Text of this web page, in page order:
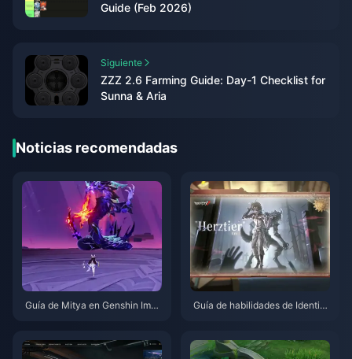
Guide (Feb 2026)
Siguiente
ZZZ 2.6 Farming Guide: Day-1 Checklist for
Sunna & Aria
Noticias recomendadas
Guía de Mitya en Genshin Impa
Guía de habilidades de Identity